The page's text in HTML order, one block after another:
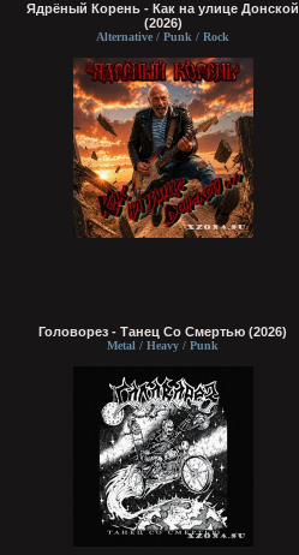
Ядрёный Корень - Как на улице Донской
(2026)
Alternative / Punk / Rock
Головорез - Tанец Со Смертью (2026)
Metal / Heavy / Punk